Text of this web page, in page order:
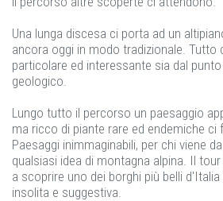
Una lunga discesa ci porta ad un
ancora oggi in modo tradizionale. Tutto
particolare ed interessante sia dal
geologico.
Lungo tutto il percorso un paesaggio
ma ricco di piante rare ed endemiche ci
Paesaggi inimmaginabili, per chi viene
qualsiasi idea di montagna alpina. Il
a scoprire uno dei borghi più belli
insolita e suggestiva.